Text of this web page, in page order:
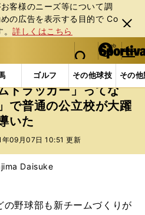
客様のニーズ等について調
の広告を表⽰する⽬的で Co
。詳しくはこちら
閉じ
る
web Sportiva (webスポルティーバ)
検索
マイペ
ー
ジ
メニュ
ゴルフ その他球技 その
野球他 「ベースボールゲーム
トラッカー」ってな
で普通の公立校が大躍
いた
年09月07日 10:51 更新
Daisuke
野球部も新チームづくりが